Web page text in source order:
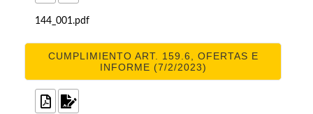
144_001.pdf
CUMPLIMIENTO ART. 159.6, OFERTAS E
INFORME (7/2/2023)